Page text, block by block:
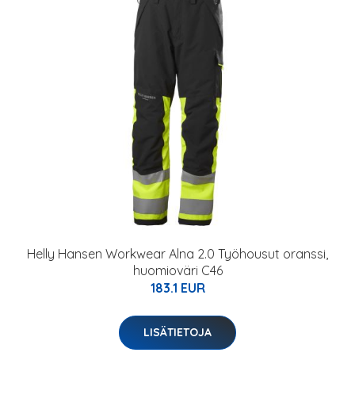
Helly Hansen Workwear Alna 2.0 Työhousut oranssi,
huomioväri C46
183.1 EUR
LISÄTIETOJA